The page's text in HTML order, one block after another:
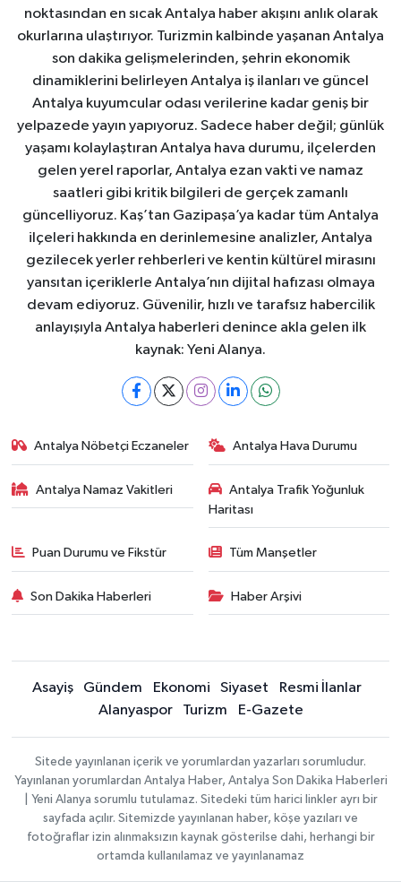
noktasından en sıcak Antalya haber akışını anlık olarak
okurlarına ulaştırıyor. Turizmin kalbinde yaşanan Antalya
son dakika gelişmelerinden, şehrin ekonomik
dinamiklerini belirleyen Antalya iş ilanları ve güncel
Antalya kuyumcular odası verilerine kadar geniş bir
yelpazede yayın yapıyoruz. Sadece haber değil; günlük
yaşamı kolaylaştıran Antalya hava durumu, ilçelerden
gelen yerel raporlar, Antalya ezan vakti ve namaz
saatleri gibi kritik bilgileri de gerçek zamanlı
güncelliyoruz. Kaş’tan Gazipaşa’ya kadar tüm Antalya
ilçeleri hakkında en derinlemesine analizler, Antalya
gezilecek yerler rehberleri ve kentin kültürel mirasını
yansıtan içeriklerle Antalya’nın dijital hafızası olmaya
devam ediyoruz. Güvenilir, hızlı ve tarafsız habercilik
anlayışıyla Antalya haberleri denince akla gelen ilk
kaynak: Yeni Alanya.
Antalya Nöbetçi Eczaneler Antalya Hava Durumu
Antalya Namaz Vakitleri
Antalya Trafik Yoğunluk
Haritası
Puan Durumu ve Fikstür Tüm Manşetler
Son Dakika Haberleri Haber Arşivi
Asayiş Gündem Ekonomi Siyaset
Resmi İlanlar
Alanyaspor
Turizm E-Gazete
Sitede yayınlanan içerik ve yorumlardan yazarları sorumludur.
Yayınlanan yorumlardan Antalya Haber, Antalya Son Dakika Haberleri
| Yeni Alanya sorumlu tutulamaz. Sitedeki tüm harici linkler ayrı bir
sayfada açılır. Sitemizde yayınlanan haber, köşe yazıları ve
fotoğraflar izin alınmaksızın kaynak gösterilse dahi, herhangi bir
ortamda kullanılamaz ve yayınlanamaz